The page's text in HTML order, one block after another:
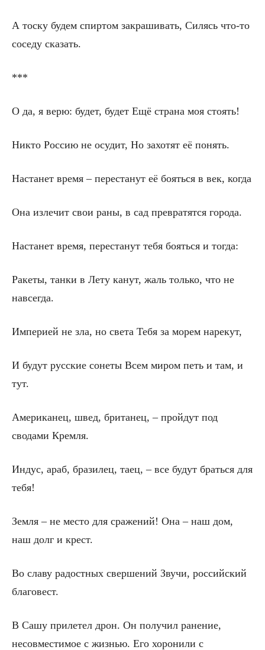
А тоску будем спиртом закрашивать, Силясь что-то
соседу сказать.
***
О да, я верю: будет, будет Ещё страна моя стоять!
Никто Россию не осудит, Но захотят её понять.
Настанет время – перестанут её бояться в век, когда
Она излечит свои раны, в сад превратятся города.
Настанет время, перестанут тебя бояться и тогда:
Ракеты, танки в Лету канут, жаль только, что не
навсегда.
Империей не зла, но света Тебя за морем нарекут,
И будут русские сонеты Всем миром петь и там, и
тут.
Американец, швед, британец, – пройдут под
сводами Кремля.
Индус, араб, бразилец, таец, – все будут браться для
тебя!
Земля – не место для сражений! Она – наш дом,
наш долг и крест.
Во славу радостных свершений Звучи, российский
благовест.
В Сашу прилетел дрон. Он получил ранение,
несовместимое с жизнью. Его хоронили с